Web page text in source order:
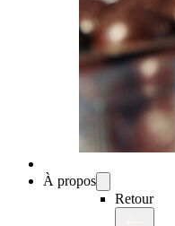
À propos
Retour